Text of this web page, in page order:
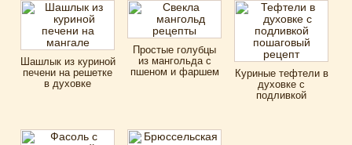
Шашлык из куриной
печени на решетке
в духовке
Простые голубцы
из мангольда с
пшеном и фаршем
Куриные тефтели в
духовке с
подливкой